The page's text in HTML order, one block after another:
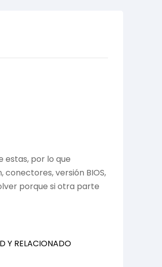
estas, por lo que
versión BIOS,
porque si otra parte
Y RELACIONADO